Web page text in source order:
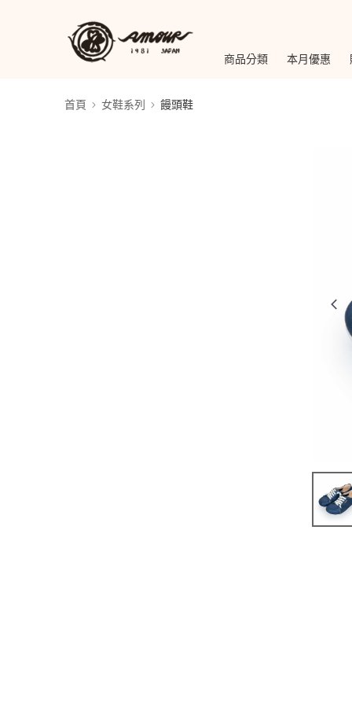
商品分類 本月優惠
首頁 女鞋系列 饅頭鞋